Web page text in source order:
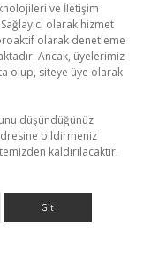
ve İletişim
olarak hizmet
olarak denetleme
Ancak, üyelerimiz
olup, siteye üye olarak
düşündüğünüz
bildirmeniz
kaldırılacaktır.